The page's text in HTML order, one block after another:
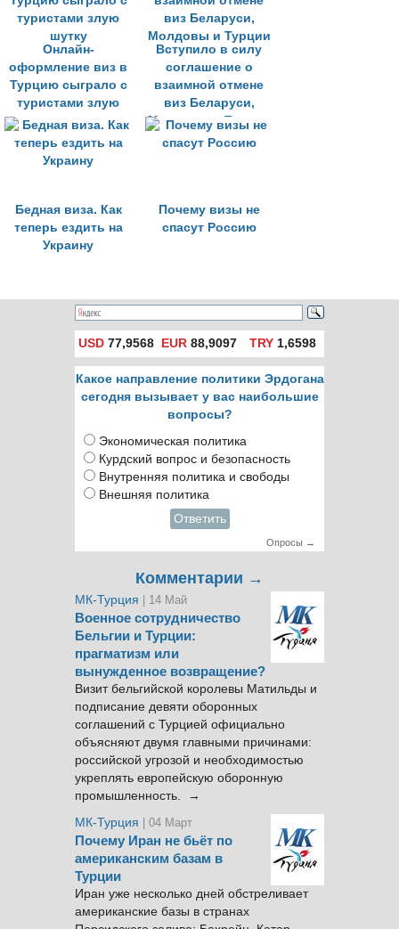
Онлайн-
оформление виз в
Турцию сыграло с
туристами злую
шутку
Вступило в силу
соглашение о
взаимной отмене
виз Беларуси,
Молдовы и Турции
Бедная виза. Как
теперь ездить на
Украину
Почему визы не
спасут Россию
USD 77,9568 EUR 88,9097 TRY1,6598
Какое направление политики Эрдогана
сегодня вызывает у вас наибольшие
вопросы?
Экономическая политика
Курдский вопрос и безопасность
Внутренняя политика и свободы
Внешняя политика
Ответить
Опросы →
Комментарии →
МК-Турция | 14 Май
Военное сотрудничество
Бельгии и Турции:
прагматизм или
вынужденное возвращение?
Визит бельгийской королевы Матильды и
подписание девяти оборонных
соглашений с Турцией официально
объясняют двумя главными причинами:
российской угрозой и необходимостью
укреплять европейскую оборонную
промышленность. →
МК-Турция
| 04 Март
Почему Иран не бьёт по
американским базам в
Турции
Иран уже несколько дней обстреливает
американские базы в странах